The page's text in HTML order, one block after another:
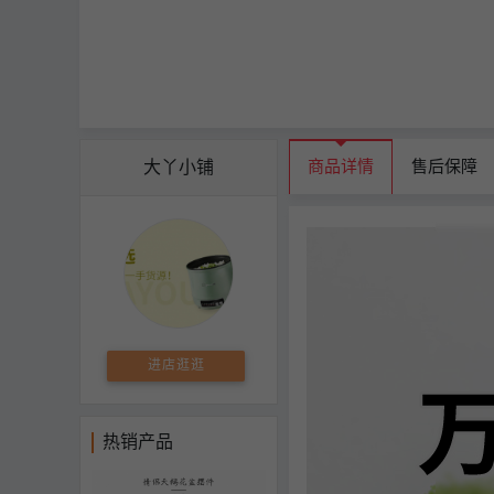
大丫小铺
进店逛逛
热销产品
商品详情 售后保障